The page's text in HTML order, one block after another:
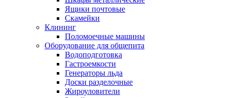
Ящики почтовые
Скамейки
Клининг
Поломоечные машины
Оборудование для общепита
Водоподготовка
Гастроемкости
Генераторы льда
Доски разделочные
Жироуловители